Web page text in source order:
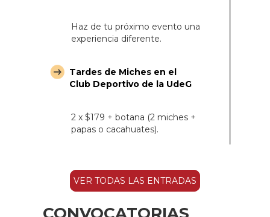
Haz de tu próximo evento una
experiencia diferente.
Tardes de Miches en el
Club Deportivo de la UdeG
2 x $179 + botana (2 miches +
papas o cacahuates).
VER TODAS LAS ENTRADAS